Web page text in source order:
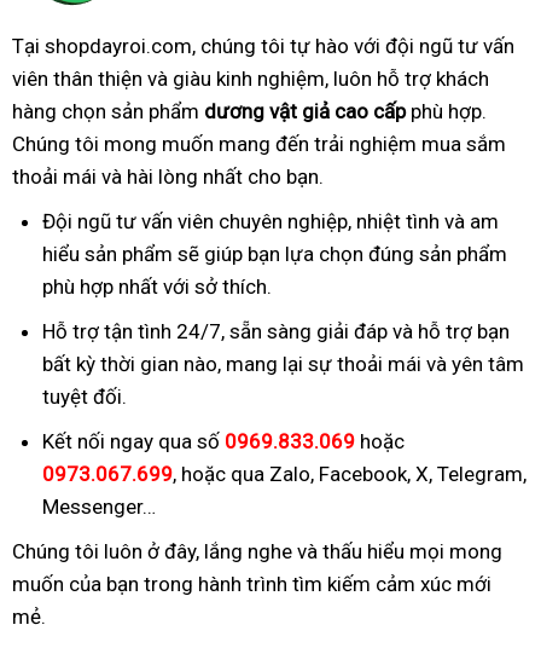
Tại shopdayroi.com, chúng tôi tự hào với đội ngũ tư vấn
viên thân thiện và giàu kinh nghiệm, luôn hỗ trợ khách
hàng chọn sản phẩm dương vật giả cao cấpphù hợp.
Chúng tôi mong muốn mang đến trải nghiệm mua sắm
thoải mái và hài lòng nhất cho bạn.
Đội ngũ tư vấn viên chuyên nghiệp, nhiệt tình và am
hiểu sản phẩm sẽ giúp bạn lựa chọn đúng sản phẩm
phù hợp nhất với sở thích.
Hỗ trợ tận tình 24/7, sẵn sàng giải đáp và hỗ trợ bạn
bất kỳ thời gian nào, mang lại sự thoải mái và yên tâm
tuyệt đối.
Kết nối ngay qua số 0969.833.069 hoặc
0973.067.699, hoặc qua Zalo, Facebook, X, Telegram,
Messenger…
Chúng tôi luôn ở đây, lắng nghe và thấu hiểu mọi mong
muốn của bạn trong hành trình tìm kiếm cảm xúc mới
mẻ.